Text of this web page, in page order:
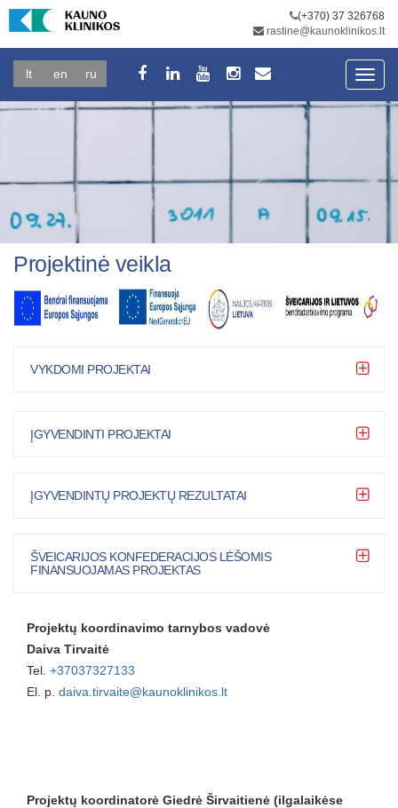
(+370) 37 326768
rastine@kaunoklinikos.lt
lt en ru
Projektinė veikla
VYKDOMI PROJEKTAI
ĮGYVENDINTI PROJEKTAI
ĮGYVENDINTŲ PROJEKTŲ REZULTATAI
ŠVEICARIJOS KONFEDERACIJOS LĖŠOMIS
FINANSUOJAMAS PROJEKTAS
Projektų koordinavimo tarnybos vadovė
Daiva Tirvaitė
Tel. +37037327133
El. p. daiva.tirvaite@kaunoklinikos.lt
Projektų koordinatorė Giedrė Širvaitienė (ilgalaikėse